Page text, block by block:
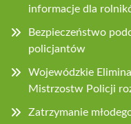
informacje dla
Bezpieczeństwo
policjantów
Wojewódzkie
Mistrzostw Policji
Zatrzymanie